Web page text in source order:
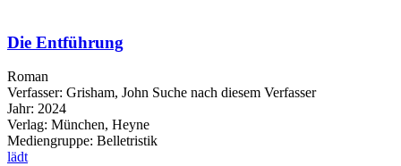
Die Entführung
Roman
Verfasser: Grisham, John Suche nach diesem Verfasser
Jahr: 2024
Verlag: München, Heyne
Mediengruppe: Belletristik
lädt